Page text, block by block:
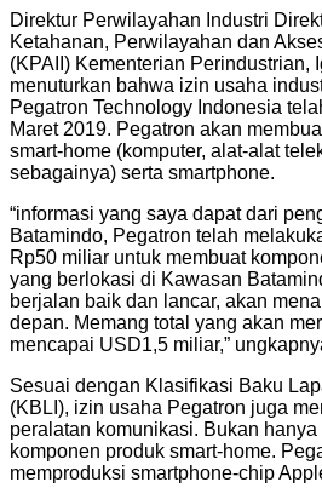
Direktur Perwilayahan Industri
Ketahanan, Perwilayahan dan
(KPAII) Kementerian Perindustrian,
menuturkan bahwa izin usaha
Pegatron Technology Indonesia
Maret 2019. Pegatron akan
smart-home (komputer, alat-alat
sebagainya) serta smartphone.
“informasi yang saya dapat dari
Batamindo, Pegatron telah
Rp50 miliar untuk membuat
yang berlokasi di Kawasan
berjalan baik dan lancar, akan
depan. Memang total yang akan
mencapai USD1,5 miliar,”
Sesuai dengan Klasifikasi Baku
(KBLI), izin usaha Pegatron juga
peralatan komunikasi. Bukan hanya
komponen produk smart-home.
memproduksi smartphone-chip